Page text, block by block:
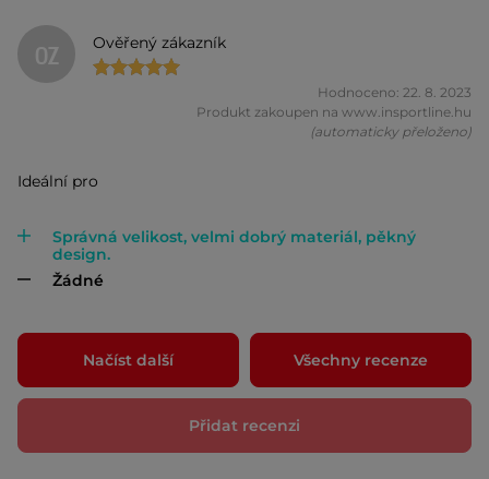
OZ Ověřený zákazník
Hodnoceno: 22. 8. 2023
Produkt zakoupen na www.insportline.hu
(automaticky přeloženo)
Ideální pro
Správná velikost, velmi dobrý materiál, pěkný
design.
Žádné
Načíst další Všechny recenze
Přidat recenzi